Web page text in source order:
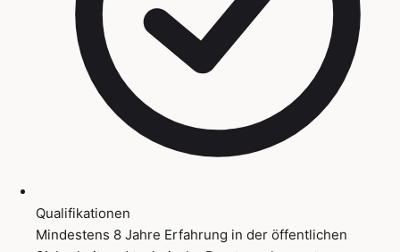
Qualifikationen
Mindestens 8 Jahre Erfahrung in der öffentlichen